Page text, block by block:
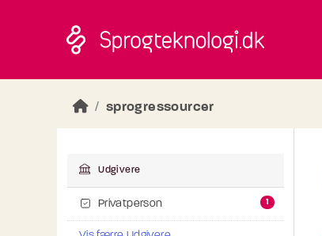
sprogressourcer
Udgivere
Privatperson 1